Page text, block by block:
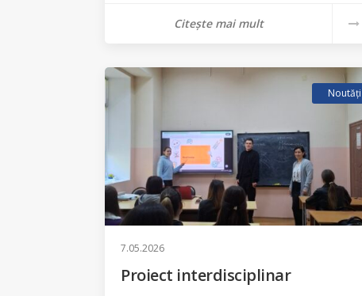
Citește mai mult
Noutăți
7.05.2026
Proiect interdisciplinar